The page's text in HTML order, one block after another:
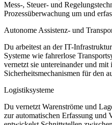
Mess-, Steuer- und
Prozessüberwachung um und
Autonome Assistenz- und
Du arbeitest an der IT-
Systeme wie fahrerlose
vernetzt sie untereinander und
Sicherheitsmechanismen für den
Logistiksysteme
Du vernetzt Warenströme und
zur automatischen Erfassung und